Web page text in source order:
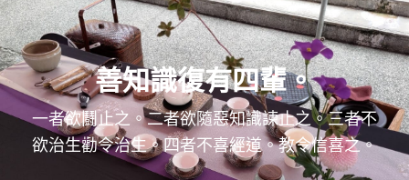
善知識復有四輩。
一者欲鬪止之。二者欲隨惡知識諫止之。三者不
欲治生勸令治生。四者不喜經道。教令信喜之。